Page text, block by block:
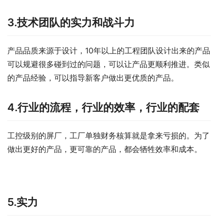
3.技术团队的实力和战斗力
产品品质来源于设计，10年以上的工程团队设计出来的产品
可以规避很多碰到过的问题，可以让产品更顺利推进。类似
的产品经验，可以指导新客户做出更优质的产品。
4.行业的流程，行业的效率，行业的配套
工控级别的屏厂，工厂单独财务核算就是拿来亏损的。为了
做出更好的产品，更可靠的产品，都会牺牲效率和成本。
5.实力